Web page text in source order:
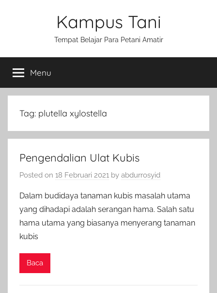
Kampus Tani
Tempat Belajar Para Petani Amatir
Menu
Tag: plutella xylostella
Pengendalian Ulat Kubis
Posted on 18 Februari 2021 by abdurrosyid
Dalam budidaya tanaman kubis masalah utama
yang dihadapi adalah serangan hama. Salah satu
hama utama yang biasanya menyerang tanaman
kubis
Baca